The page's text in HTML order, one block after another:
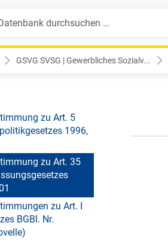
GSVG SVSG | Gewerbliches Sozialv...
zu Art.
zu Art. 5
1996,
zu Art. 35
zu Art. I
BGBl. Nr.